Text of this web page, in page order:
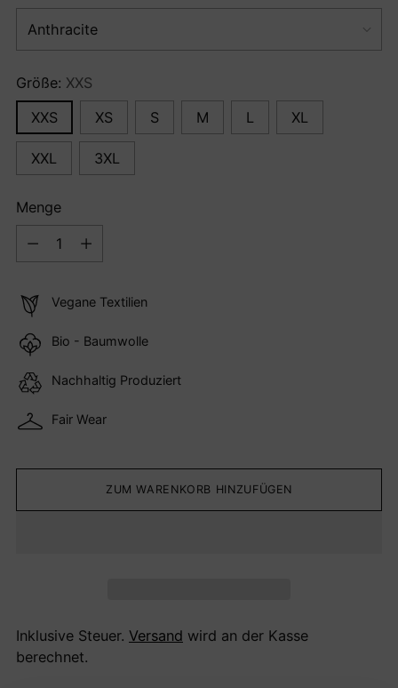
Größe: XXS
XXS
XS S M L XL
XXL 3XL
Menge
Menge
Vegane Textilien
Bio - Baumwolle
Nachhaltig Produziert
Fair Wear
ZUM WARENKORB HINZUFÜGEN
Inklusive Steuer. Versand wird an der Kasse
berechnet.